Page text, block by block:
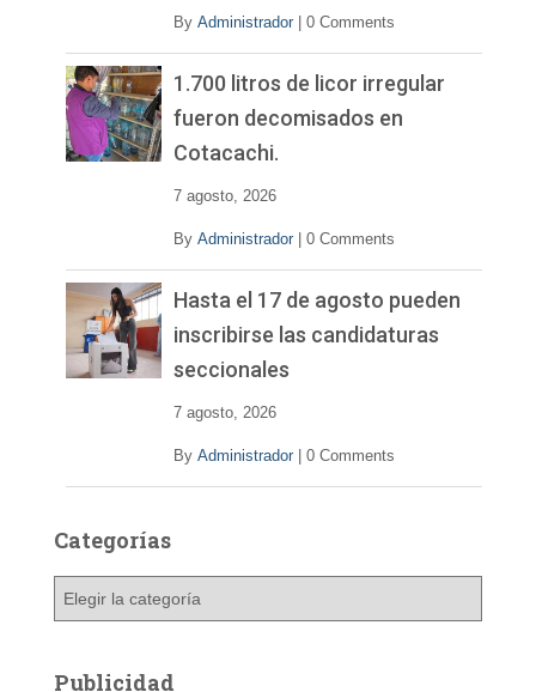
By Administrador 0 Comments
1.700 litros de licor irregular
fueron decomisados en
Cotacachi.
7 agosto, 2026
By Administrador 0 Comments
Hasta el 17 de agosto pueden
inscribirse las candidaturas
seccionales
7 agosto, 2026
By Administrador 0 Comments
Categorías
Publicidad